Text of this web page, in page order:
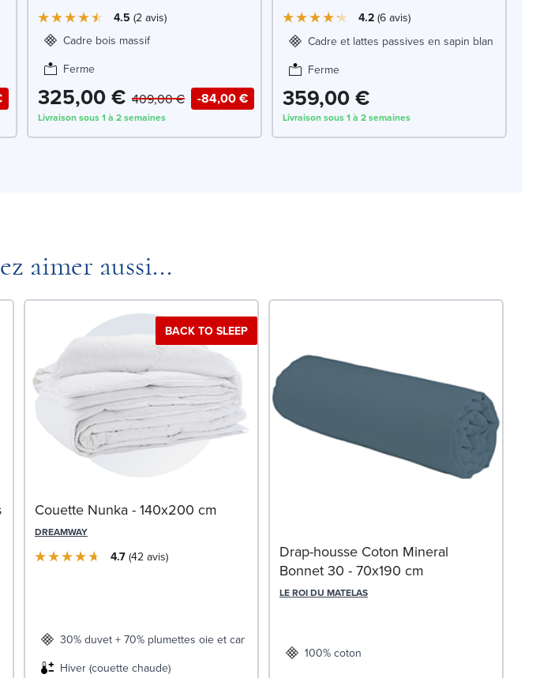
4.5 2 avis
Cadre bois massif
Ferme
325,00 € -84,00 €
409,00 €
Livraison sous 1 à 2 semaines
4.2 6 avis
Cadre et lattes passives en sapin blanc
Ferme
359,00 €
Livraison sous 1 à 2 semaines
aimer aussi...
BACK TO SLEEP
Couette Nunka - 140x200 cm
DREAMWAY
4.7 42 avis
30% duvet + 70% plumettes oie et canard
Hiver (couette chaude)
Drap-housse Coton Mineral
Bonnet 30 - 70x190 cm
LE ROI DU MATELAS
100% coton